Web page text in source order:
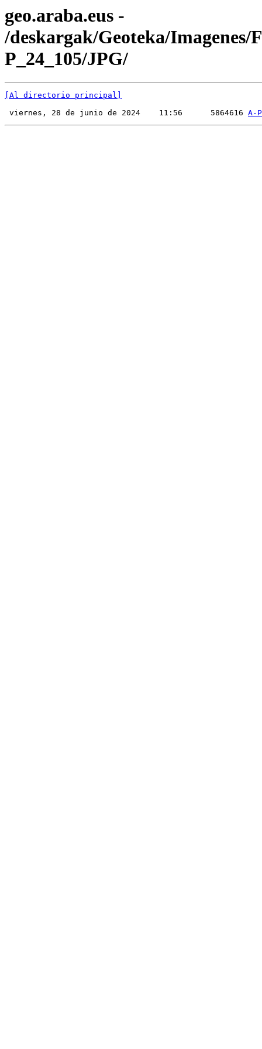
geo.araba.eus -
/deskargak/Geoteka/Imagenes/
P_24_105/JPG/
[Al directorio principal]
viernes, 28 de junio de 2024    11:56      5864616 A-